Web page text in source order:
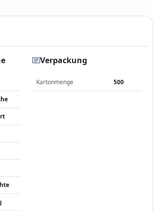
Verpackung
Kartonmenge 500